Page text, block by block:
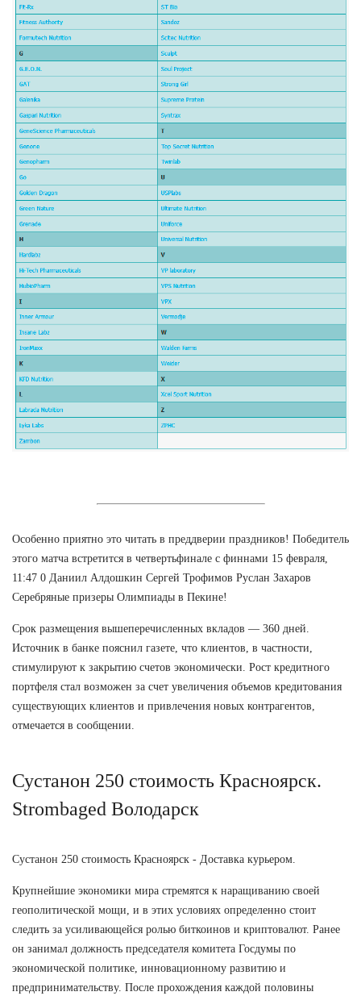
Особенно приятно это читать в преддверии праздников! Победитель
этого матча встретится в четвертьфинале с финнами 15 февраля,
11:47 0 Даниил Алдошкин Сергей Трофимов Руслан Захаров
Серебряные призеры Олимпиады в Пекине!
Срок размещения вышеперечисленных вкладов — 360 дней.
Источник в банке пояснил газете, что клиентов, в частности,
стимулируют к закрытию счетов экономически. Рост кредитного
портфеля стал возможен за счет увеличения объемов кредитования
существующих клиентов и привлечения новых контрагентов,
отмечается в сообщении.
Сустанон 250 стоимость Красноярск.
Strombaged Володарск
Сустанон 250 стоимость Красноярск - Доставка курьером.
Крупнейшие экономики мира стремятся к наращиванию своей
геополитической мощи, и в этих условиях определенно стоит
следить за усиливающейся ролью биткоинов и криптовалют. Ранее
он занимал должность председателя комитета Госдумы по
экономической политике, инновационному развитию и
предпринимательству. После прохождения каждой половины